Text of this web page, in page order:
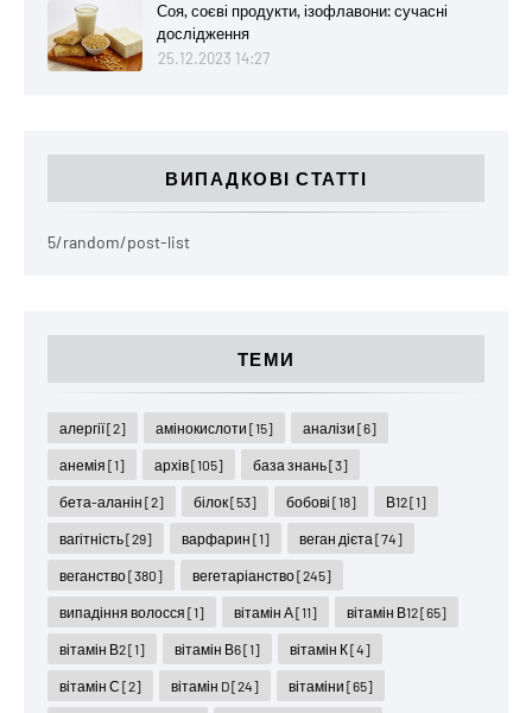
Соя, соєві продукти, ізофлавони: сучасні
дослідження
25.12.2023 14:27
ВИПАДКОВІ СТАТТІ
5/random/post-list
ТЕМИ
алергії[2] амінокислоти [15] аналізи [6]
анемія [1] архів[105] база знань[3]
бета-аланін [2] білок[53] бобові [18] В12[1]
вагітність[29] варфарин [1] веган дієта [74]
веганство[380] вегетаріанство[245]
випадіння волосся [1] вітамін А[11] вітамін В12[65]
вітамін В2[1] вітамін В6[1] вітамін К[4]
вітамін С [2] вітамін D[24] вітаміни [65]